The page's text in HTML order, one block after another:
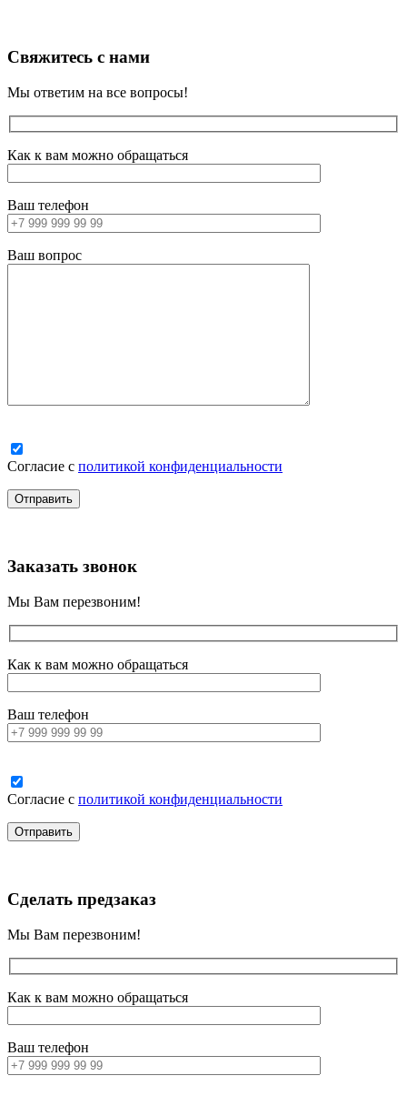
Свяжитесь с нами
Мы ответим на все вопросы!
Как к вам можно обращаться
Ваш телефон
Ваш вопрос
Согласие с политикой конфиденциальности
Заказать звонок
Мы Вам перезвоним!
Как к вам можно обращаться
Ваш телефон
Согласие с политикой конфиденциальности
Сделать предзаказ
Мы Вам перезвоним!
Как к вам можно обращаться
Ваш телефон